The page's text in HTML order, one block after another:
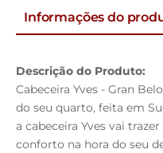
Informações do
Descrição do Produto:
Cabeceira Yves - Gran
do seu quarto, feita em
a cabeceira Yves vai
conforto na hora do seu